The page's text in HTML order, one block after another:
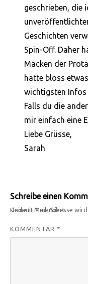
geschrieben, die
Geschichten
Spin-Off. Daher
Macken der
hatte bloss
wichtigsten Infos
Falls du die
mir einfach eine
Liebe Grüsse,
Sarah
Schreibe einen
Deine E-Mail-Adresse
Erforderliche Felder sind mit*markiert
KOMMENTAR *